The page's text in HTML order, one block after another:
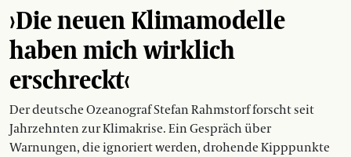
›Die neuen Klimamodelle
haben mich wirklich
erschreckt‹
Der deutsche Ozeanograf Stefan Rahmstorf forscht seit
Jahrzehnten zur Klimakrise. Ein Gespräch über
Warnungen, die ignoriert werden, drohende Kipppunkte